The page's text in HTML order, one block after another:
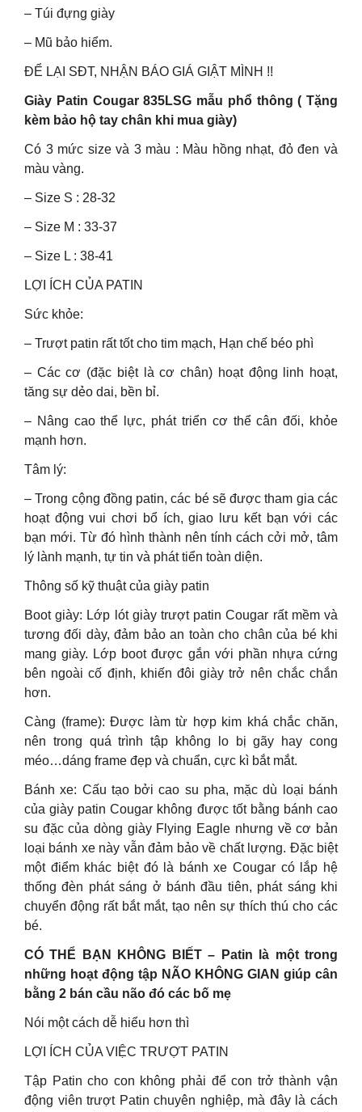
– Túi đựng giày
– Mũ bảo hiểm.
ĐỂ LẠI SĐT, NHẬN BÁO GIÁ GIẬT MÌNH !!
Giày Patin Cougar 835LSG mẫu phổ thông ( Tặng
kèm bảo hộ tay chân khi mua giày)
Có 3 mức size và 3 màu : Màu hồng nhạt, đỏ đen và
màu vàng.
– Size S : 28-32
– Size M : 33-37
– Size L : 38-41
LỢI ÍCH CỦA PATIN
Sức khỏe:
– Trượt patin rất tốt cho tim mạch, Hạn chế béo phì
– Các cơ (đặc biệt là cơ chân) hoạt động linh hoạt,
tăng sự dẻo dai, bền bỉ.
– Nâng cao thể lực, phát triển cơ thể cân đối, khỏe
mạnh hơn.
Tâm lý:
– Trong cộng đồng patin, các bé sẽ được tham gia các
hoạt động vui chơi bổ ích, giao lưu kết bạn với các
bạn mới. Từ đó hình thành nên tính cách cởi mở, tâm
lý lành mạnh, tự tin và phát tiển toàn diện.
Thông số kỹ thuật của giày patin
Boot giày: Lớp lót giày trượt patin Cougar rất mềm và
tương đối dày, đảm bảo an toàn cho chân của bé khi
mang giày. Lớp boot được gắn với phần nhựa cứng
bên ngoài cố định, khiến đôi giày trở nên chắc chắn
hơn.
Càng (frame): Được làm từ hợp kim khá chắc chăn,
nên trong quá trình tập không lo bị gãy hay cong
méo…dáng frame đẹp và chuẩn, cực kì bắt mắt.
Bánh xe: Cấu tạo bởi cao su pha, mặc dù loại bánh
của giày patin Cougar không được tốt bằng bánh cao
su đặc của dòng giày Flying Eagle nhưng về cơ bản
loại bánh xe này vẫn đảm bảo về chất lượng. Đặc biệt
một điểm khác biệt đó là bánh xe Cougar có lắp hệ
thống đèn phát sáng ở bánh đầu tiên, phát sáng khi
chuyển động rất bắt mắt, tạo nên sự thích thú cho các
bé.
CÓ THỂ BẠN KHÔNG BIẾT – Patin là một trong
những hoạt động tập NÃO KHÔNG GIAN giúp cân
bằng 2 bán cầu não đó các bố mẹ
Nói một cách dễ hiểu hơn thì
LỢI ÍCH CỦA VIỆC TRƯỢT PATIN
Tập Patin cho con không phải để con trở thành vận
động viên trượt Patin chuyên nghiệp, mà đây là cách